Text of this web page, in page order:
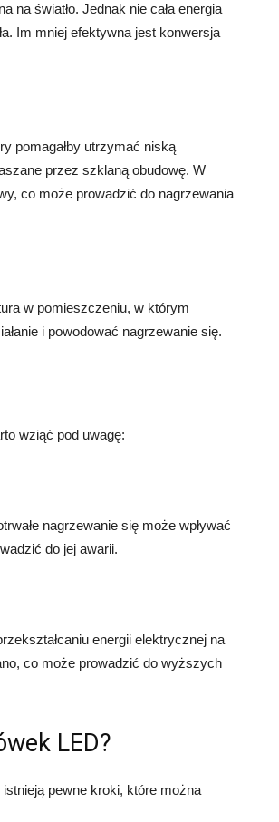
na światło. Jednak nie cała energia
Im mniej efektywna jest konwersja
pomagałby utrzymać niską
przez szklaną obudowę. W
co może prowadzić do nagrzewania
w pomieszczeniu, w którym
i powodować nagrzewanie się.
wziąć pod uwagę:
nagrzewanie się może wpływać
do jej awarii.
energii elektrycznej na
co może prowadzić do wyższych
LED?
pewne kroki, które można